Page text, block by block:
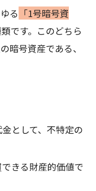
る 「1号暗号資
です。このどちら
暗号資産である、
として、不特定の
きる財産的価値で